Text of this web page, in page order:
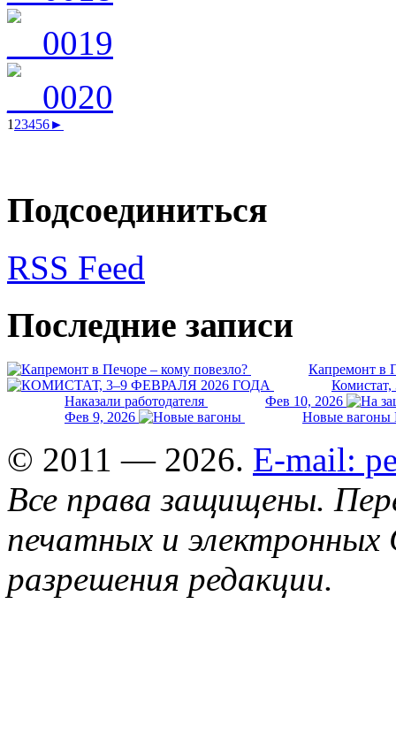
123456►
Подсоединиться
RSS Feed
Последние записи
Капремонт в
Комистат,
Наказали работодателя
Фев 10, 2026
Фев 9, 2026
Новые вагоны
© 2011 — 2026. E-mail:
Все права защищены.
печатных и
разрешения редакции.